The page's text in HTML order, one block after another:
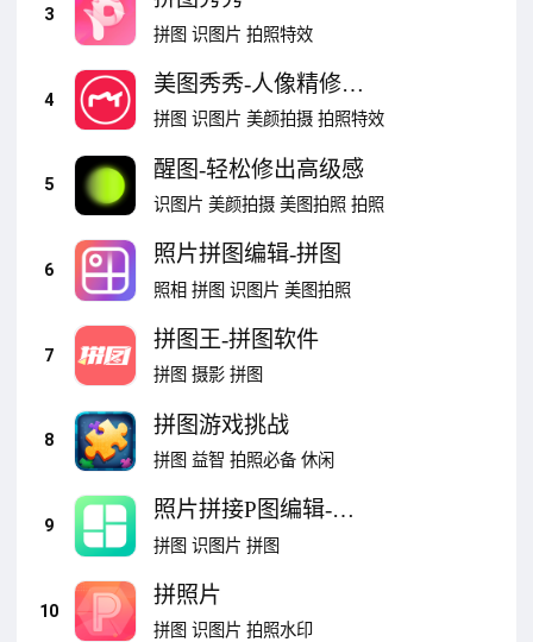
3
拼图 识图片 拍照特效
4
美图秀秀-人像精修工
具
拼图 识图片 美颜拍摄 拍照特效
5
醒图-轻松修出高级感
识图片 美颜拍摄 美图拍照 拍照
6
照片拼图编辑-拼图
照相 拼图 识图片 美图拍照
7
拼图王-拼图软件
拼图 摄影 拼图
8
拼图游戏挑战
拼图 益智 拍照必备 休闲
9
照片拼接P图编辑-照
片拼接
拼图 识图片 拼图
10
拼照片
拼图 识图片 拍照水印